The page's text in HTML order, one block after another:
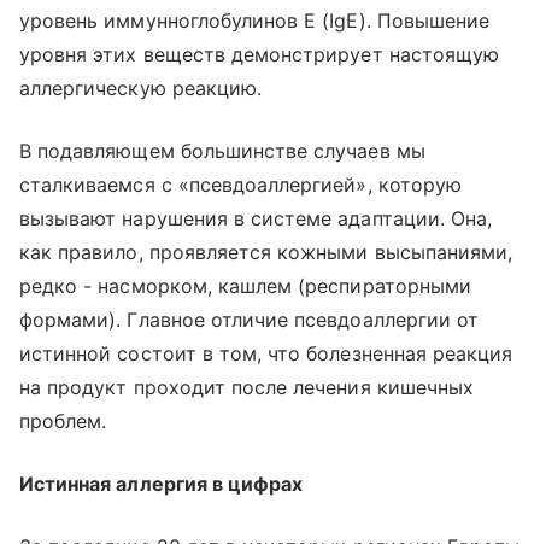
уровень иммунноглобулинов Е (IgE). Повышение
уровня этих веществ демонстрирует настоящую
аллергическую реакцию.
В подавляющем большинстве случаев мы
сталкиваемся с «псевдоаллергией», которую
вызывают нарушения в системе адаптации. Она,
как правило, проявляется кожными высыпаниями,
редко - насморком, кашлем (респираторными
формами). Главное отличие псевдоаллергии от
истинной состоит в том, что болезненная реакция
на продукт проходит после лечения кишечных
проблем.
Истинная аллергия в цифрах